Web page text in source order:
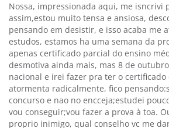
Nossa, impressionada aqui, me isncrivi
assim,estou muito tensa e ansiosa,
pensando em desistir, e isso acaba me
estudos, estamos ha uma semana da
apenas certificado parcial do ensino
desmotiva ainda mais, mas 8 de
nacional e irei fazer pra ter o certificado
atormenta radicalmente, fico
concurso e nao no encceja;estudei
vou conseguir;vou fazer a prova à toa.
proprio inimigo, qual conselho vc me